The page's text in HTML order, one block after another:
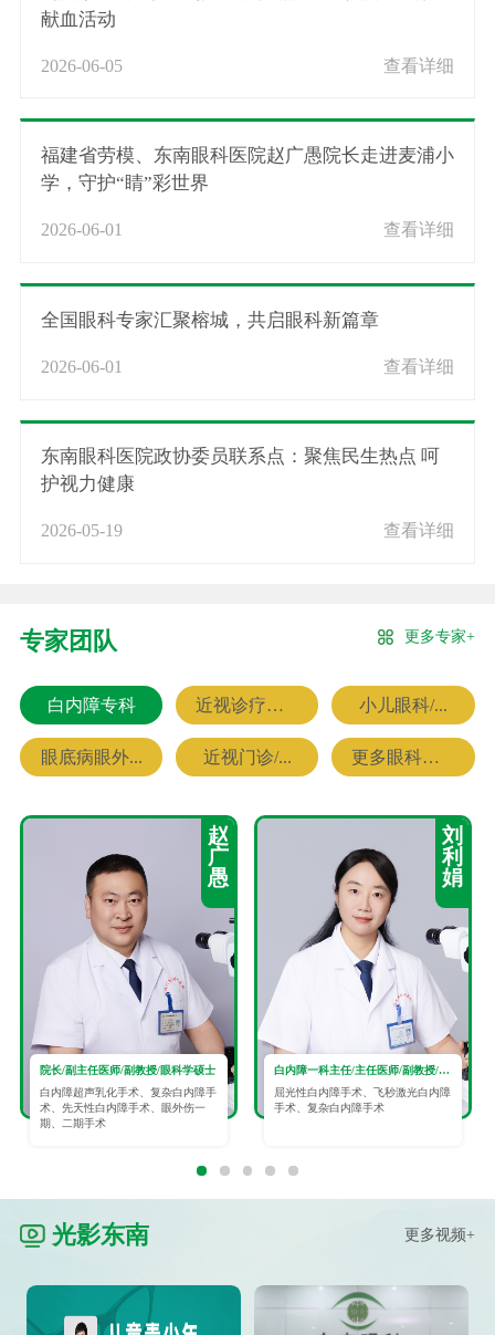
献血活动
2026-06-05 查看详细
福建省劳模、东南眼科医院赵广愚院长走进麦浦小
学，守护“睛”彩世界
2026-06-01 查看详细
全国眼科专家汇聚榕城，共启眼科新篇章
2026-06-01 查看详细
东南眼科医院政协委员联系点：聚焦民生热点 呵
护视力健康
2026-05-19 查看详细
专家团队 更多专家+
白内障专科 近视诊疗专科 小儿眼科/...
眼底病眼外... 近视门诊/... 更多眼科专家
赵
广
愚
院长/副主任医师/副教授/眼科学硕士
白内障超声乳化手术、复杂白内障手
术、先天性白内障手术、眼外伤一
期、二期手术
刘
利
娟
白内障一科主任/主任医师/副教授/眼科学硕士
屈光性白内障手术、飞秒激光白内障
手术、复杂白内障手术
光影东南 更多视频+